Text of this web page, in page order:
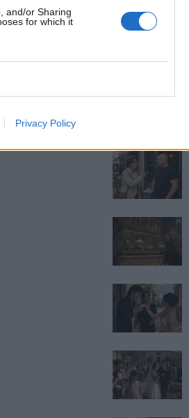
and/or Sharing
for which it
Privacy Policy